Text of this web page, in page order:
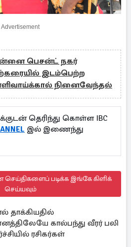
Advertisement
பெசன்ட் நகர்
இடம்பெற்ற
நினைவேந்தல்
தெரிந்து கொள்ள IBC
இல் இணைந்து
படிக்க இங்கே கிளிக்
செய்யவும்
தாக்கியதில்
கால்பந்து வீரர் பலி
ரசிகர்கள்